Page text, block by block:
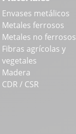
Envases metálicos
Metales ferrosos
Metales no ferrosos
Fibras agrícolas y
vegetales
Madera
CDR / CSR